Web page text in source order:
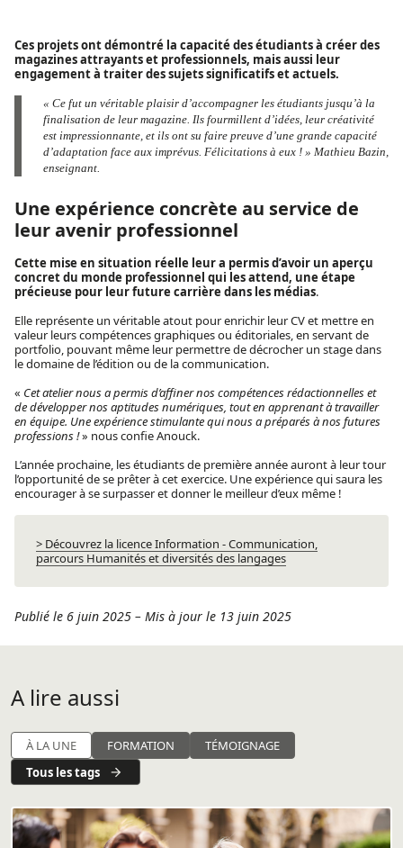
Ces projets ont démontré la capacité des étudiants à créer des
magazines attrayants et professionnels, mais aussi leur
engagement à traiter des sujets significatifs et actuels.
« Ce fut un véritable plaisir d’accompagner les étudiants jusqu’à la
finalisation de leur magazine. Ils fourmillent d’idées, leur créativité
est impressionnante, et ils ont su faire preuve d’une grande capacité
d’adaptation face aux imprévus. Félicitations à eux ! » Mathieu Bazin,
enseignant.
Une expérience concrète au service de
leur avenir professionnel
Cette mise en situation réelle leur a permis d’avoir un aperçu
concret du monde professionnel qui les attend, une étape
précieuse pour leur future carrière dans les médias.
Elle représente un véritable atout pour enrichir leur CV et mettre en
valeur leurs compétences graphiques ou éditoriales, en servant de
portfolio, pouvant même leur permettre de décrocher un stage dans
le domaine de l’édition ou de la communication.
« Cet atelier nous a permis d’affiner nos compétences rédactionnelles et
de développer nos aptitudes numériques, tout en apprenant à travailler
en équipe. Une expérience stimulante qui nous a préparés à nos futures
professions !» nous confie Anouck.
L’année prochaine, les étudiants de première année auront à leur tour
l’opportunité de se prêter à cet exercice. Une expérience qui saura les
encourager à se surpasser et donner le meilleur d’eux même !
> Découvrez la licence Information - Communication,
parcours Humanités et diversités des langages
Publié le 6 juin 2025 – Mis à jour le 13 juin 2025
A lire aussi
À LA UNE FORMATION
TÉMOIGNAGE
Tous les tags